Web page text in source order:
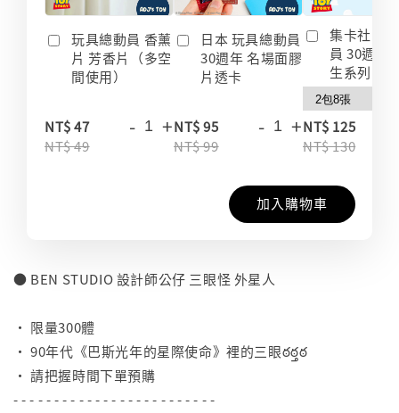
玩具總動員 香薰
片 芳香片（多空
間使用）
NT$ 47
NT$ 49
- +
日本 玩具總動員
30週年 名場面膠
片透卡
NT$ 95
NT$ 99
- +
集卡社 玩
員 30週年
生系列 收
NT$ 125
NT$ 130
加入購物車
● BEN STUDIO 設計師公仔 三眼怪 外星人
• 限量300體
• 90年代《巴斯光年的星際使命》裡的三眼ఠఠ్తఠ
• 請把握時間下單預購
- - - - - - - - - - - - - - - - - - - - - - - - -